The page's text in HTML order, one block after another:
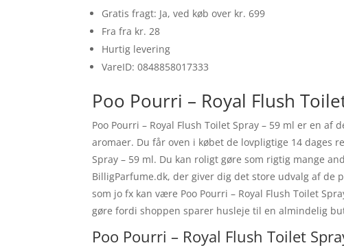
Gratis fragt: Ja, ved køb over kr. 699
Fra fra kr. 28
Hurtig levering
VareID: 0848858017333
Poo Pourri – Royal Flush
Poo Pourri – Royal Flush Toilet Spray – 59 ml er en
aromaer. Du får oven i købet de lovpligtige 14 dages
Spray – 59 ml. Du kan roligt gøre som rigtig mange
BilligParfume.dk, der giver dig det store udvalg af
som jo fx kan være Poo Pourri – Royal Flush Toilet
gøre fordi shoppen sparer husleje til en almindelig
Poo Pourri – Royal Flush Toilet